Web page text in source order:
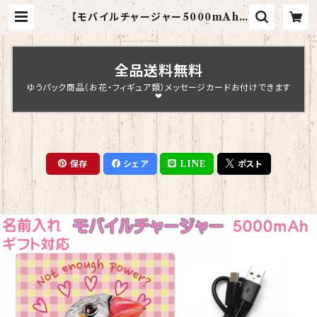
【モバイルチャージャー5000mAh】
キンカチョウ｜スマホ充電器【型番 J-
33】ピンク KYAPIArt きゃぴあー
と | Chopin Design
全品送料無料
ゆうパック商品（お花・フィギュア類）メッセージカードお付けできます
❤
保存 シェア LINE ポスト